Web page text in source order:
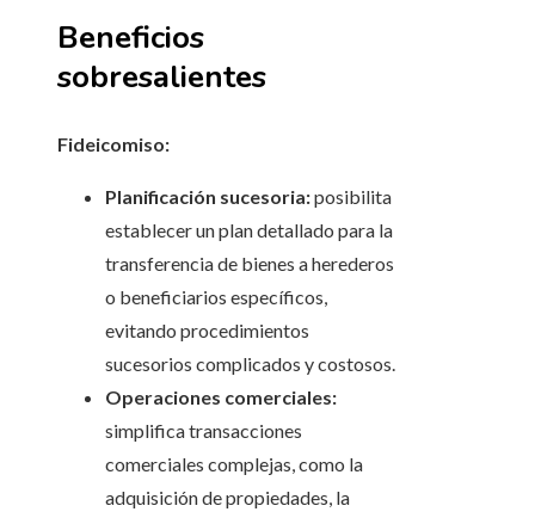
Beneficios
sobresalientes
Fideicomiso:
Planificación sucesoria:posibilita
establecer un plan detallado para la
transferencia de bienes a herederos
o beneficiarios específicos,
evitando procedimientos
sucesorios complicados y costosos.
Operaciones comerciales:
simplifica transacciones
comerciales complejas, como la
adquisición de propiedades, la